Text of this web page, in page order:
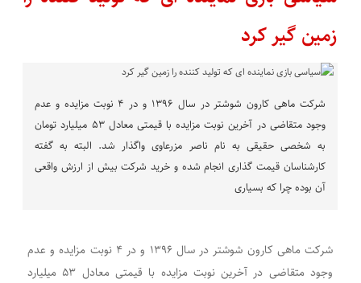
زمین گیر کرد
شرکت ماهی کارون شوشتر در سال ۱۳۹۶ و در ۴ نوبت مزایده و عدم
وجود متقاضی در آخرین نوبت مزایده با قیمتی معادل ۵۳ میلیارد تومان
به شخصی حقیقی به نام ناصر مزرعاوی واگذار شد. البته به گفته
کارشناسان قیمت گذاری انجام شده و خرید شرکت بیش از ارزش واقعی
آن بوده چرا که بسیاری
شرکت ماهی کارون شوشتر در سال ۱۳۹۶ و در ۴ نوبت مزایده و عدم
وجود متقاضی در آخرین نوبت مزایده با قیمتی معادل ۵۳ میلیارد